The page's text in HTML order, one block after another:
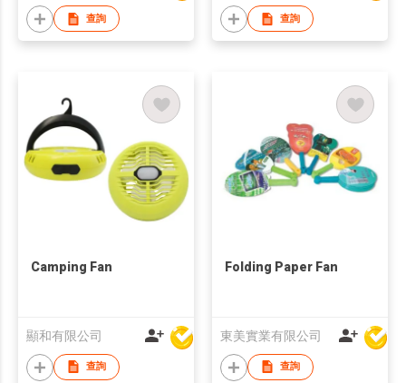
查詢 查詢
Camping Fan
顯和有限公司
查詢
Folding Paper Fan
東美實業有限公司
查詢